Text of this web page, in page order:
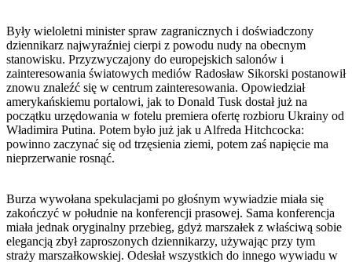
Były wieloletni minister spraw zagranicznych i doświadczony
dziennikarz najwyraźniej cierpi z powodu nudy na obecnym
stanowisku. Przyzwyczajony do europejskich salonów i
zainteresowania światowych mediów Radosław Sikorski postanowił
znowu znaleźć się w centrum zainteresowania. Opowiedział
amerykańskiemu portalowi, jak to Donald Tusk dostał już na
początku urzędowania w fotelu premiera ofertę rozbioru Ukrainy od
Władimira Putina. Potem było już jak u Alfreda Hitchcocka:
powinno zaczynać się od trzęsienia ziemi, potem zaś napięcie ma
nieprzerwanie rosnąć.
Burza wywołana spekulacjami po głośnym wywiadzie miała się
zakończyć w południe na konferencji prasowej. Sama konferencja
miała jednak oryginalny przebieg, gdyż marszałek z właściwą sobie
elegancją zbył zaproszonych dziennikarzy, używając przy tym
straży marszałkowskiej. Odesłał wszystkich do innego wywiadu w